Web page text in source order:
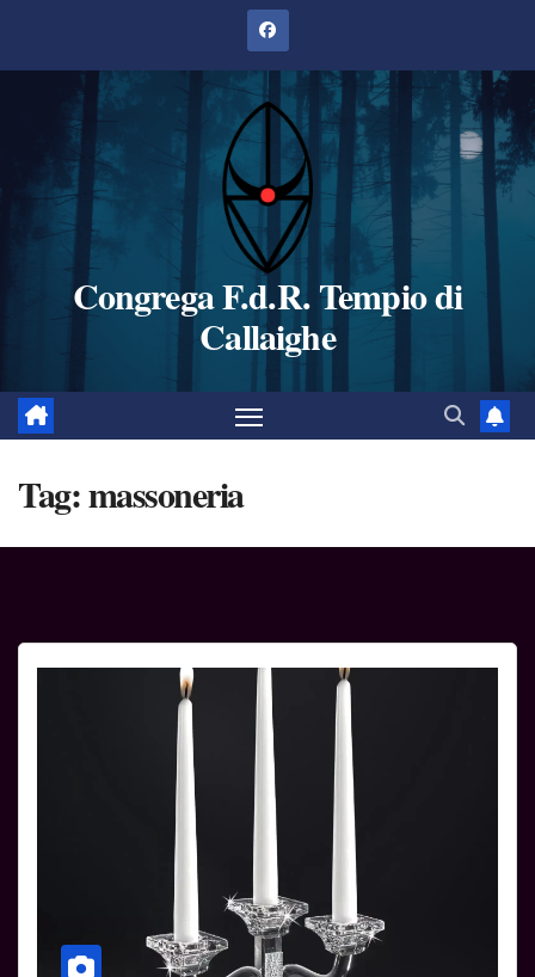
Congrega F.d.R. Tempio di
Callaighe
Tag:massoneria